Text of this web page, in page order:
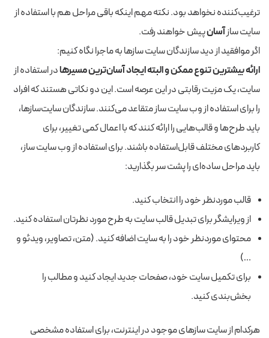
ترغیب‌کننده نخواهد بود. نکته مهم اینکه باقی مراحل هم با استفاده از
سایت سازآسانپیش خواهند رفت.
اگر موافقید از دید سازندگان سایت سازها به ماجرا نگاه کنیم:
ارائه بیشترین تنوع ممکن و البته ایجاد آسان‌ترین مسیرهادر استفاده از
سایت، یک مزیت رقابتی در این عرصه است. این دو نکاتی هستند که افراد
را برای استفاده از وب سایت ساز متقاعد می‌کنند. سازندگان سایت‌سازها،
باید طرح‌ها و قالب‌هایی را ارائه کنند که با اعمال کمی تغییر، برای
کاربردهای مختلف قابل‌استفاده باشند. برای استفاده از وب سایت ساز،
باید مراحل ساده‌ای را پشت سر بگذارید:
قالب موردنظر خود را انتخاب کنید.
از ویرایشگر برای تبدیل قالب سایت به طرح مورد نظرتان استفاده کنید.
محتوای موردنظر خود را به سایت اضافه کنید. (متن، تصاویر، ویدئو و
…)
برای تکمیل سایت خود، صفحات جدید ایجاد کنید و مطالب را
بخش‌بندی کنید.
هرکدام از سایت سازهای موجود در اینترنت، برای استفاده مشخصی